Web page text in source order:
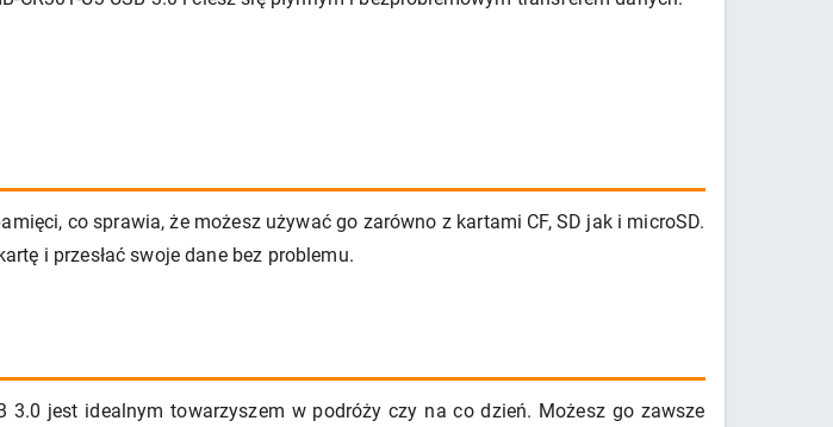
co sprawia, że możesz używać go zarówno z kartami CF, SD jak i microSD.
i przesłać swoje dane bez problemu.
3.0 jest idealnym towarzyszem w podróży czy na co dzień. Możesz go zawsze